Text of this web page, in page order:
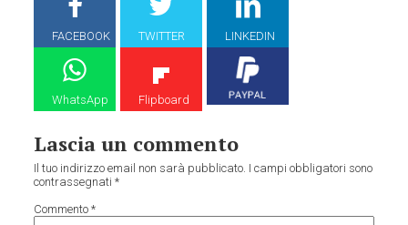
FACEBOOK TWITTER LINKEDIN
WhatsApp Flipboard
Lascia un commento
Il tuo indirizzo email non sarà pubblicato. I campi obbligatori sono
contrassegnati*
Commento*